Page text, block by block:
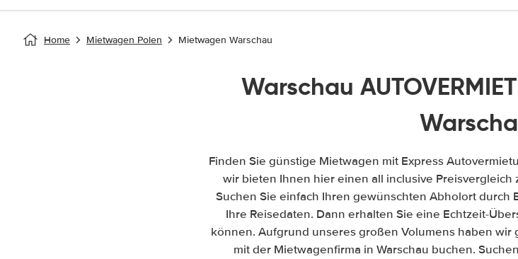
Home Mietwagen Polen Mietwagen Warschau
Warschau
Finden Sie günstige Mietwagen mit Express
wir bieten Ihnen hier einen all inclusive
Suchen Sie einfach Ihren gewünschten Abholort durch
Ihre Reisedaten. Dann erhalten Sie eine Echtzeit-
können. Aufgrund unseres großen Volumens haben
mit der Mietwagenfirma in Warschau buchen.